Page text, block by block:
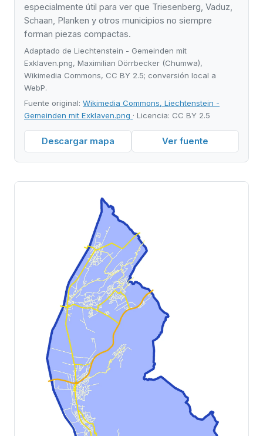
especialmente útil para ver que Triesenberg, Vaduz,
Schaan, Planken y otros municipios no siempre
forman piezas compactas.
Adaptado de Liechtenstein - Gemeinden mit
Exklaven.png, Maximilian Dörrbecker (Chumwa),
Wikimedia Commons, CC BY 2.5; conversión local a
WebP.
Fuente original: Wikimedia Commons, Liechtenstein -
Gemeinden mit Exklaven.png · Licencia: CC BY 2.5
Descargar mapa Ver fuente